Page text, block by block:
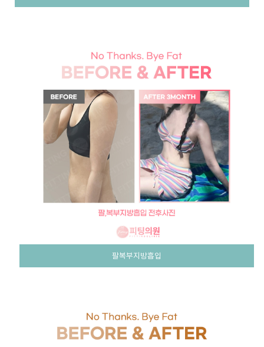
팔복부지방흡입